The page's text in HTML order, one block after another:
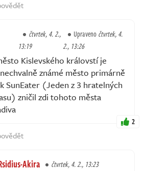
čtvrtek, 4. 2.,
13:19
Upravenočtvrtek, 4.
2., 13:26
Kislevského královstí je
známé město primárně
SunEater (Jeden z 3 hratelných
zničil zdi tohoto města
2
Akira čtvrtek, 4. 2., 13:23